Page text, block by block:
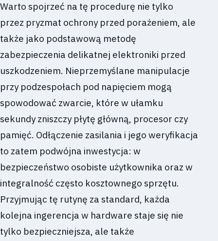
Warto spojrzeć na tę procedurę nie tylko
przez pryzmat ochrony przed porażeniem, ale
także jako podstawową metodę
zabezpieczenia delikatnej elektroniki przed
uszkodzeniem. Nieprzemyślane manipulacje
przy podzespołach pod napięciem mogą
spowodować zwarcie, które w ułamku
sekundy zniszczy płytę główną, procesor czy
pamięć. Odłączenie zasilania i jego weryfikacja
to zatem podwójna inwestycja: w
bezpieczeństwo osobiste użytkownika oraz w
integralność często kosztownego sprzętu.
Przyjmując tę rutynę za standard, każda
kolejna ingerencja w hardware staje się nie
tylko bezpieczniejsza, ale także